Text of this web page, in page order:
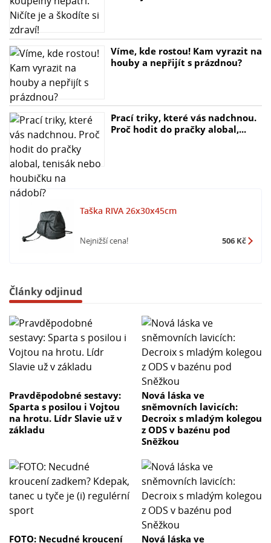
Víme, kde rostou! Kam vyrazit na
houby a nepřijít s prázdnou?
Prací triky, které vás nadchnou.
Proč hodit do pračky alobal,...
Taška RIVA 26x30x45cm
Nejnižší cena! 506 Kč
Články odjinud
Pravděpodobné sestavy:
Sparta s posilou i Vojtou
na hrotu. Lídr Slavie už v
základu
Nová láska ve
sněmovních lavicích:
Decroix s mladým kolegou
z ODS v bazénu pod
Sněžkou
FOTO: Necudné kroucení Nová láska ve